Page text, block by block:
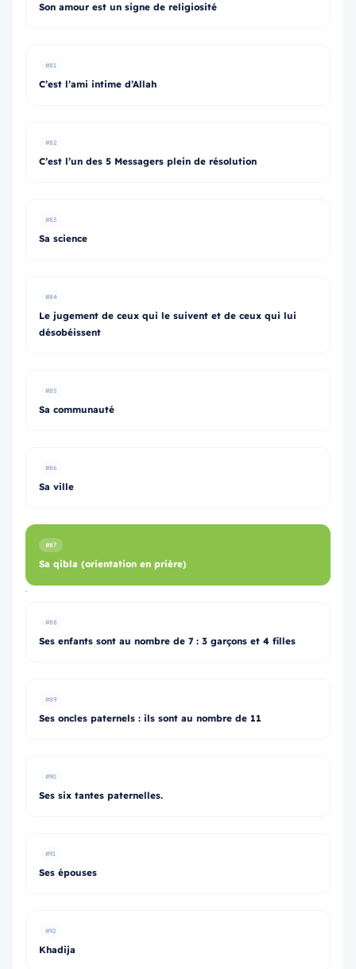
Son amour est un signe de religiosité
#81
C’est l’ami intime d’Allah
#82
C’est l’un des 5 Messagers plein de résolution
#83
Sa science
#84
Le jugement de ceux qui le suivent et de ceux qui lui
désobéissent
#85
Sa communauté
#86
Sa ville
#87
Sa qibla (orientation en prière)
#88
Ses enfants sont au nombre de 7 : 3 garçons et 4 filles
#89
Ses oncles paternels : ils sont au nombre de 11
#90
Ses six tantes paternelles.
#91
Ses épouses
#92
Khadija